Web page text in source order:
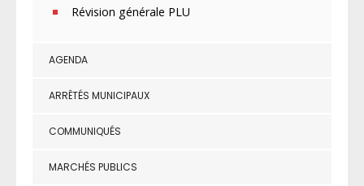
Révision générale PLU
AGENDA
ARRÊTÉS MUNICIPAUX
COMMUNIQUÉS
MARCHÉS PUBLICS